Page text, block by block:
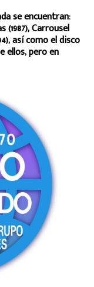
se encuentran:
Carrousel
así como el disco
ellos, pero en